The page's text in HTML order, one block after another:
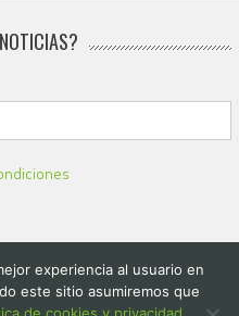
experiencia al usuario en
este sitio asumiremos que